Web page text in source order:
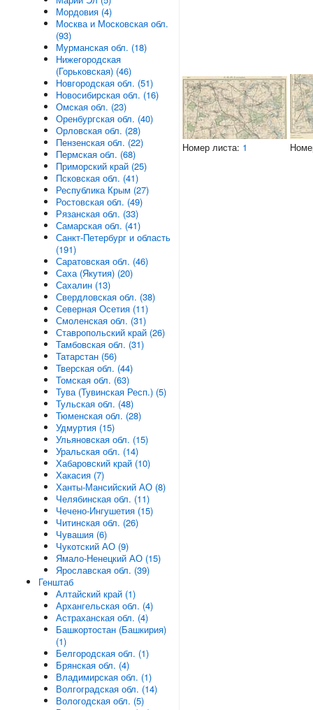
Номер листа: 1
Мордовия (4)
Москва и Московская обл.
(93)
Мурманская обл. (18)
Нижегородская
(Горьковская) (46)
Новгородская обл. (51)
Новосибирская обл. (16)
Омская обл. (23)
Оренбургская обл. (40)
Орловская обл. (28)
Пензенская обл. (22)
Пермская обл. (68)
Приморский край (25)
Псковская обл. (41)
Республика Крым (27)
Ростовская обл. (49)
Рязанская обл. (33)
Самарская обл. (41)
Санкт-Петербург и область
(191)
Саратовская обл. (46)
Саха (Якутия) (20)
Сахалин (13)
Свердловская обл. (38)
Северная Осетия (11)
Смоленская обл. (31)
Ставропольский край (26)
Тамбовская обл. (31)
Татарстан (56)
Тверская обл. (44)
Томская обл. (63)
Тува (Тувинская Респ.) (5)
Тульская обл. (48)
Тюменская обл. (28)
Удмуртия (15)
Ульяновская обл. (15)
Уральская обл. (14)
Хабаровский край (10)
Хакасия (7)
Ханты-Мансийский АО (8)
Челябинская обл. (11)
Чечено-Ингушетия (15)
Читинская обл. (26)
Чувашия (6)
Чукотский АО (9)
Ямало-Ненецкий АО (15)
Ярославская обл. (39)
Генштаб
Алтайский край (1)
Архангельская обл. (4)
Астраханская обл. (4)
Башкортостан (Башкирия)
(1)
Белгородская обл. (1)
Брянская обл. (4)
Владимирская обл. (1)
Волгоградская обл. (14)
Вологодская обл. (5)